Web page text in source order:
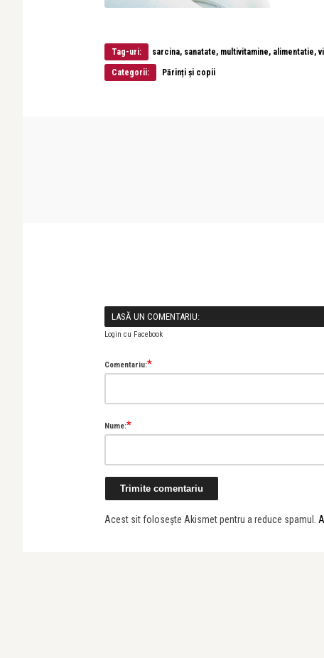
Tag-uri: sarcina, sanatate, multivitamine, alimentatie,
Categorii: Părinți și copii
LASĂ UN COMENTARIU:
Login cu Facebook
Comentariu:*
Nume:*
Acest sit folosește Akismet pentru a reduce spamul.